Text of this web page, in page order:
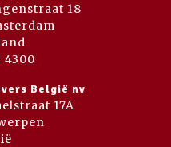
18
4300
België nv
17A